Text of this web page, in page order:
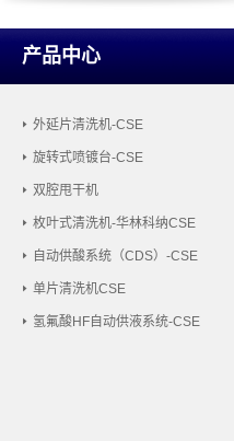
产品中心
外延片清洗机-CSE
旋转式喷镀台-CSE
双腔甩干机
枚叶式清洗机-华林科纳CSE
自动供酸系统（CDS）-CSE
单片清洗机CSE
氢氟酸HF自动供液系统-CSE